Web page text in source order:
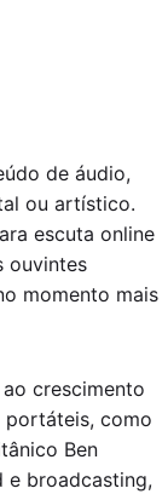
de áudio,
ou artístico.
escuta online
ouvintes
momento mais
crescimento
como
Ben
e broadcasting,